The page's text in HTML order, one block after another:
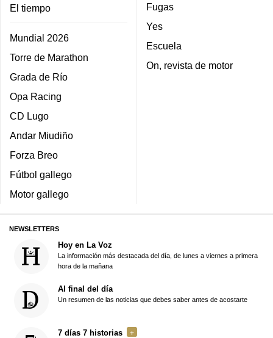
El tiempo
Mundial 2026
Torre de Marathon
Grada de Río
Opa Racing
CD Lugo
Andar Miudiño
Forza Breo
Fútbol gallego
Motor gallego
Fugas
Yes
Escuela
On, revista de motor
NEWSLETTERS
Hoy en La Voz
La información más destacada del día, de lunes a viernes a primera
hora de la mañana
Al final del día
Un resumen de las noticias que debes saber antes de acostarte
7 días 7 historias